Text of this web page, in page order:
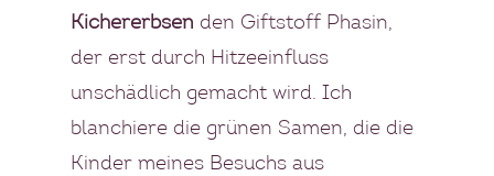
Kichererbsen den Giftstoff Phasin,
der erst durch Hitzeeinfluss
unschädlich gemacht wird. Ich
blanchiere die grünen Samen, die die
Kinder meines Besuchs aus
Private Cooking